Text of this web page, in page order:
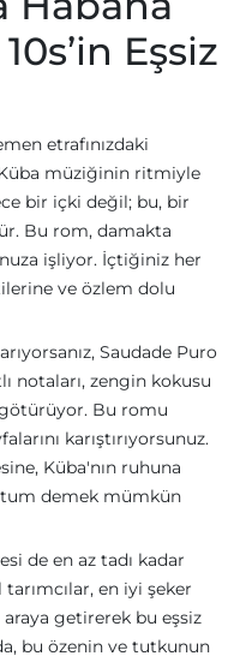
Eşsiz
etrafınızdaki
Küba müziğinin ritmiyle
bir içki değil; bu, bir
Bu rom, damakta
işliyor. İçtiğiniz her
ve özlem dolu
arıyorsanız, Saudade Puro
notaları, zengin kokusu
Bu romu
karıştırıyorsunuz.
Küba'nın ruhuna
demek mümkün
de en az tadı kadar
en iyi şeker
getirerek bu eşsiz
bu özenin ve tutkunun